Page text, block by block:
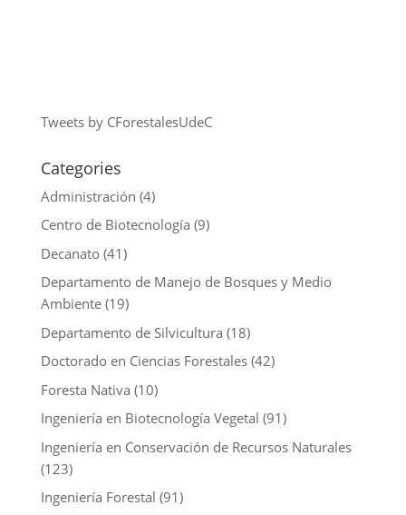
Tweets by CForestalesUdeC
Categories
Administración (4)
Centro de Biotecnología (9)
Decanato (41)
Departamento de Manejo de Bosques y Medio
Ambiente(19)
Departamento de Silvicultura (18)
Doctorado en Ciencias Forestales(42)
Foresta Nativa (10)
Ingeniería en Biotecnología Vegetal (91)
Ingeniería en Conservación de Recursos Naturales
(123)
Ingeniería Forestal (91)